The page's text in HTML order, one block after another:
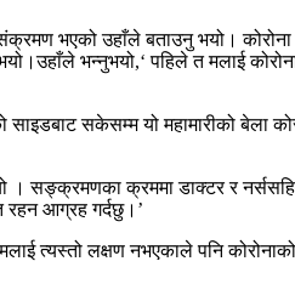
भएको उहाँले बताउनु भयो।
भन्नुभयो,‘ पहिले त मलाई
साइडबाट सकेसम्म यो महामारीको
। सङ्क्रमणका क्रममा डाक्टर र
रहन आग्रह गर्दछु।’
त्यस्तो लक्षण नभएकाले पनि